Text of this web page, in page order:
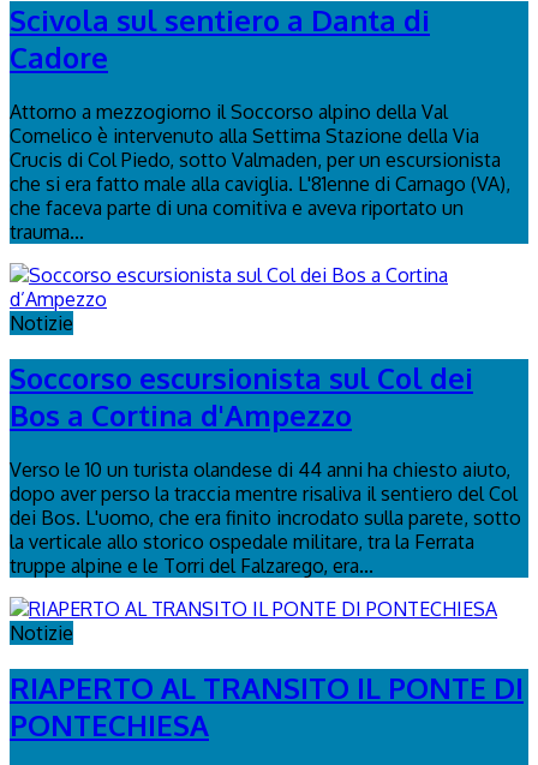
Scivola sul sentiero a Danta di
Cadore
Attorno a mezzogiorno il Soccorso alpino della Val
Comelico è intervenuto alla Settima Stazione della Via
Crucis di Col Piedo, sotto Valmaden, per un escursionista
che si era fatto male alla caviglia. L'81enne di Carnago (VA),
che faceva parte di una comitiva e aveva riportato un
trauma...
Notizie
Soccorso escursionista sul Col dei
Bos a Cortina d'Ampezzo
Verso le 10 un turista olandese di 44 anni ha chiesto aiuto,
dopo aver perso la traccia mentre risaliva il sentiero del Col
dei Bos. L'uomo, che era finito incrodato sulla parete, sotto
la verticale allo storico ospedale militare, tra la Ferrata
truppe alpine e le Torri del Falzarego, era...
Notizie
RIAPERTO AL TRANSITO IL PONTE DI
PONTECHIESA